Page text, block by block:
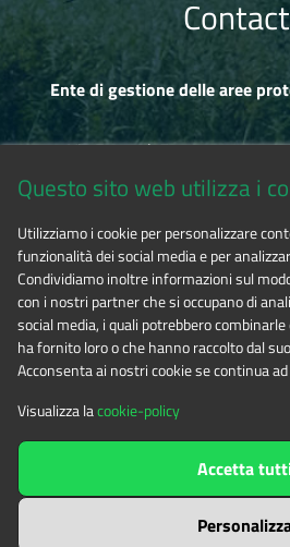
Ente di gestione delle aree
Via Fransuà Fontan, 1 -
Phone
E-mail
The contents of this websiteby
protette delle Alpi Cozieis
Attribution-NonCommercial-
Questo sito web utilizza i
Utilizziamo i cookie per personalizzare
funzionalità dei social media e per
Condividiamo inoltre informazioni sul
con i nostri partner che si occupano di
social media, i quali potrebbero
ha fornito loro o che hanno raccolto dal
Acconsenta ai nostri cookie se continua
Visualizza lacookie-policy
Accetta